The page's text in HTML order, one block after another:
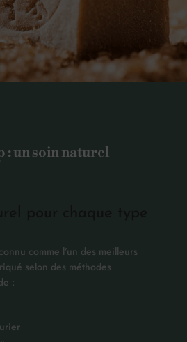
: un soin naturel
comme l’un des meilleurs
selon des méthodes
: